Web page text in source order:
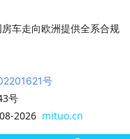
车走向欧洲提供全系合规
号
号
2026 mituo.cn